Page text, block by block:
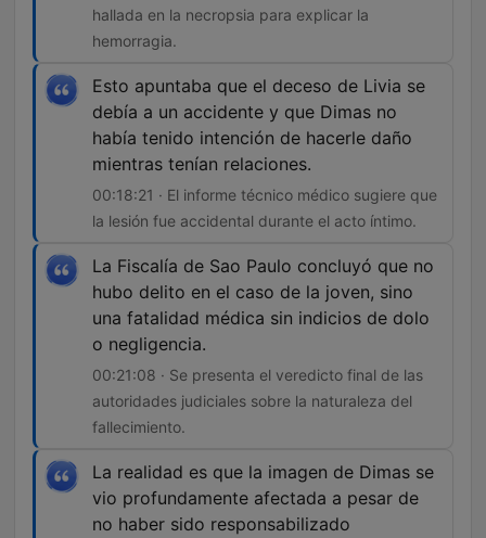
hallada en la necropsia para explicar la
hemorragia.
Esto apuntaba que el deceso de Livia se
debía a un accidente y que Dimas no
había tenido intención de hacerle daño
mientras tenían relaciones.
00:18:21 · El informe técnico médico sugiere que
la lesión fue accidental durante el acto íntimo.
La Fiscalía de Sao Paulo concluyó que no
hubo delito en el caso de la joven, sino
una fatalidad médica sin indicios de dolo
o negligencia.
00:21:08 · Se presenta el veredicto final de las
autoridades judiciales sobre la naturaleza del
fallecimiento.
La realidad es que la imagen de Dimas se
vio profundamente afectada a pesar de
no haber sido responsabilizado